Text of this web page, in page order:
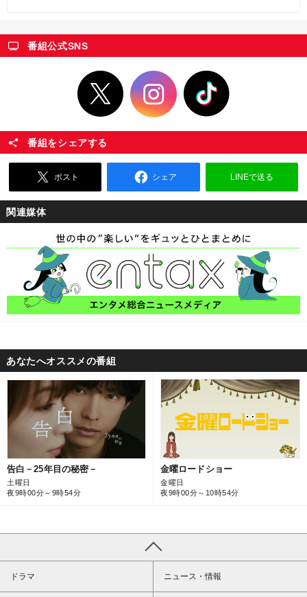
番組公式SNS
番組をシェアする
ポスト シェア LINEで送る
関連媒体
あなたへオススメの番組
告白－25年目の秘密－
土曜日
夜9時00分～9時54分
金曜ロードショー
金曜日
夜9時00分～10時54分
ドラマ ニュース・情報